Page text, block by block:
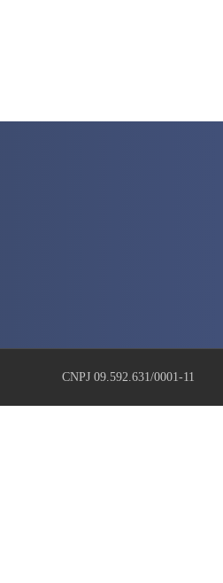
CNPJ 09.592.631/0001-11